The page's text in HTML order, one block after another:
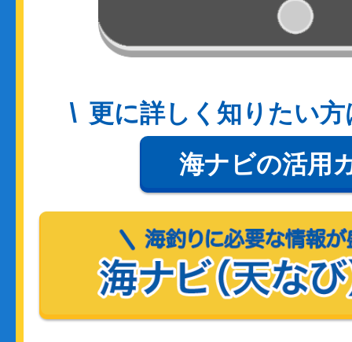
更に詳しく知りたい
海ナビの活用